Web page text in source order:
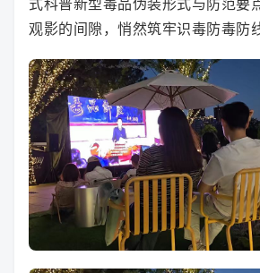
观影的间隙，悄然筑牢识毒防毒防线